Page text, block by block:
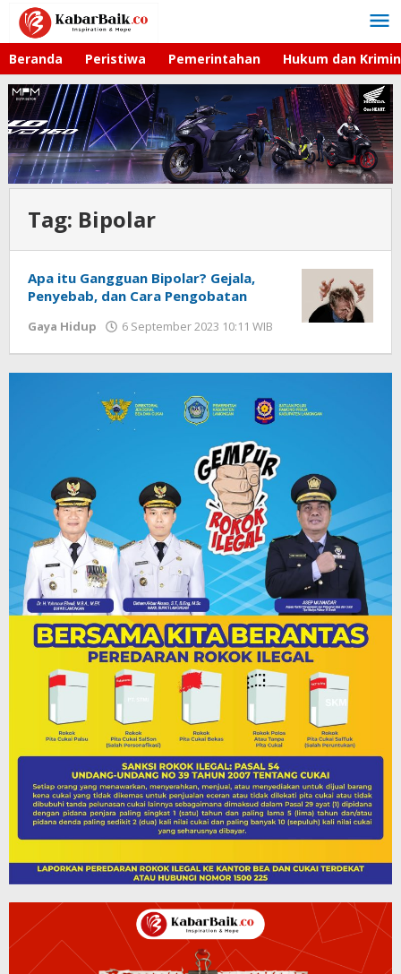
Lewati
konten
Beranda Peristiwa Pemerintahan Hukum dan
Tag: Bipolar
Apa itu Gangguan Bipolar? Gejala,
Penyebab, dan Cara Pengobatan
Gaya Hidup 6 September 2023 10:11 WIB
oleh